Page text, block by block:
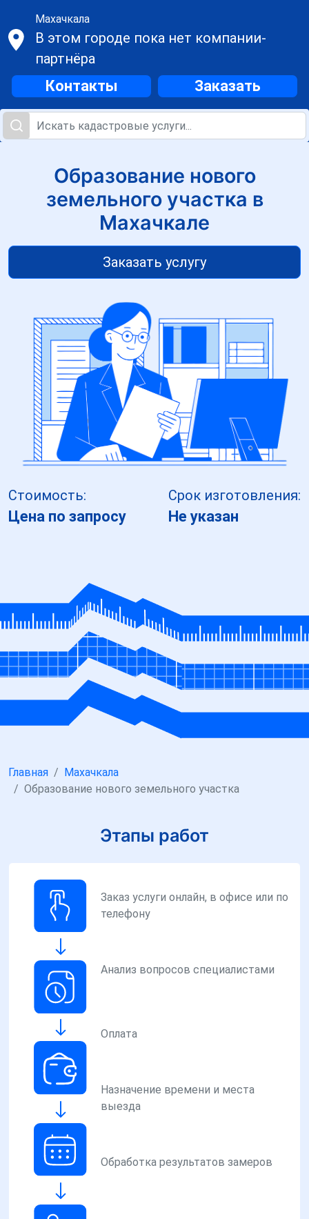
Махачкала
В этом городе пока нет компании-
партнёра
Контакты Заказать
Образование нового
земельного участка в
Махачкале
Заказать услугу
Стоимость:
Цена по запросу
Срок изготовления:
Не указан
Главная
Махачкала
Образование нового земельного участка
Этапы работ
Заказ услуги онлайн, в офисе или по
телефону
Анализ вопросов специалистами
Оплата
Назначение времени и места
выезда
Обработка результатов замеров